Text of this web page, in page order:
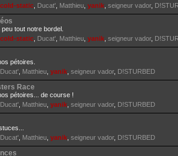
cold-static Ducat' Matthieu yanik seigneur vador,
tout notre bordel.
cold-static Ducat' Matthieu yanik seigneur vador,
pétoires.
Ducat' Matthieu yanik seigneur vador, D!STURBED
Race
pétoires... de course !
Ducat' Matthieu yanik seigneur vador, D!STURBED
Ducat' Matthieu yanik seigneur vador, D!STURBED